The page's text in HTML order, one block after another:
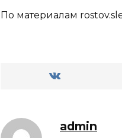
По материалам
admin